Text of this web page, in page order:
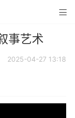
事艺术
2025-04-27 13:18